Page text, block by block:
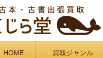
HOME 買取ジャンル